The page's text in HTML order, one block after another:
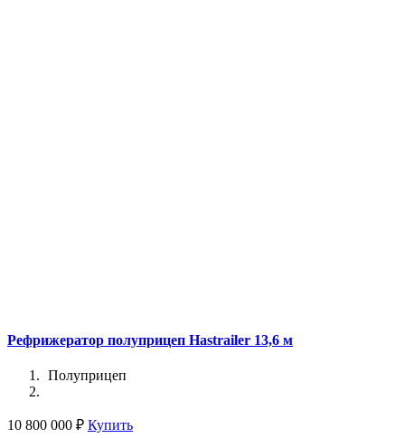
Рефрижератор полуприцеп Hastrailer 13,6 м
Полуприцеп
10 800 000 ₽ Купить